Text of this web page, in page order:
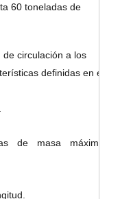
60 toneladas de
circulación a los
definidas en el
de masa máxima